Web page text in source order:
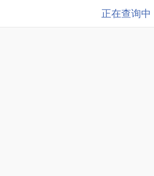
正在查询中